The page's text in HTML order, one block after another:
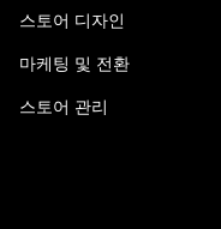
스토어 디자인
마케팅 및 전환
스토어 관리